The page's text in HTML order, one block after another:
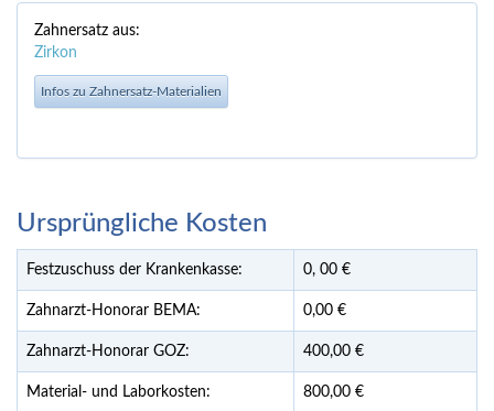
Zahnersatz aus:
Zirkon
Infos zu Zahnersatz-Materialien
Ursprüngliche Kosten
Festzuschuss der Krankenkasse: 0, 00 €
Zahnarzt-Honorar BEMA: 0,00 €
Zahnarzt-Honorar GOZ: 400,00 €
Material- und Laborkosten: 800,00 €